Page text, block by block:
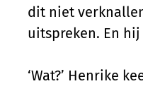
dit niet
uitspreken. En hij
‘Wat?’ Henrike